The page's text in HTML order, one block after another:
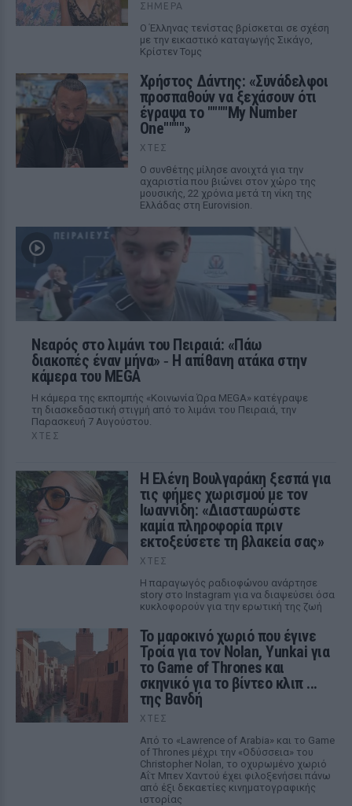
ΣΉΜΕΡΑ
Ο Έλληνας τενίστας βρίσκεται σε σχέση
με την εικαστικό καταγωγής Σικάγο,
Κρίστεν Τομς
Χρήστος Δάντης: «Συνάδελφοι
προσπαθούν να ξεχάσουν ότι
έγραψα το """"My Number
One""""»
ΧΤΕΣ
Ο συνθέτης μίλησε ανοιχτά για την
αχαριστία που βιώνει στον χώρο της
μουσικής, 22 χρόνια μετά τη νίκη της
Ελλάδας στη Eurovision.
Νεαρός στο λιμάνι του Πειραιά: «Πάω
διακοπές έναν μήνα» ‑ Η απίθανη ατάκα στην
κάμερα του MEGA
Η κάμερα της εκπομπής «Κοινωνία Ώρα MEGA» κατέγραψε
τη διασκεδαστική στιγμή από το λιμάνι του Πειραιά, την
Παρασκευή 7 Αυγούστου.
ΧΤΕΣ
Η Ελένη Βουλγαράκη ξεσπά για
τις φήμες χωρισμού με τον
Ιωαννίδη: «Διασταυρώστε
καμία πληροφορία πριν
εκτοξεύσετε τη βλακεία σας»
ΧΤΕΣ
Η παραγωγός ραδιοφώνου ανάρτησε
story στο Instagram για να διαψεύσει όσα
κυκλοφορούν για την ερωτική της ζωή
Το μαροκινό χωριό που έγινε
Τροία για τον Nolan, Yunkai για
το Game of Thrones και
σκηνικό για το βίντεο κλιπ ...
της Βανδή
ΧΤΕΣ
Από το «Lawrence of Arabia» και το Game
of Thrones μέχρι την «Οδύσσεια» του
Christopher Nolan, το οχυρωμένο χωριό
Αΐτ Μπεν Χαντού έχει φιλοξενήσει πάνω
από έξι δεκαετίες κινηματογραφικής
ιστορίας